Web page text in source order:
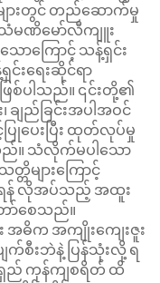
ားတွင် တည်ဆောက်မှု
မဏိမော်လီကျူး
သောကြောင့် သန့်ရှင်း
င်းရေးဆိုင်ရာ
စ်ပါသည်။ ၎င်းတို့၏
ျည်ခြင်းအပါအဝင်
ြုပေးပြီး ထုတ်လုပ်မှု
သည်။ သံလိုက်မပါသော
ျားကြောင့်
န် လိုအပ်သည့် အထူး
ာ်စေသည်။
ဓိက အကျိုးကျေးဇူး
စီးဘဲနဲ့ ပြန်သုံးလို့ ရ
ရှည် ကုန်ကျစရိတ် ထိ